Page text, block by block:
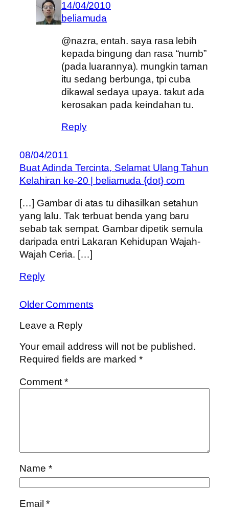
14/04/2010
beliamuda
@nazra, entah. saya rasa lebih
kepada bingung dan rasa “numb”
(pada luarannya). mungkin taman
itu sedang berbunga, tpi cuba
dikawal sedaya upaya. takut ada
kerosakan pada keindahan tu.
Reply
08/04/2011
Buat Adinda Tercinta, Selamat Ulang Tahun
Kelahiran ke-20 | beliamuda {dot} com
[…] Gambar di atas tu dihasilkan setahun
yang lalu. Tak terbuat benda yang baru
sebab tak sempat. Gambar dipetik semula
daripada entri Lakaran Kehidupan Wajah-
Wajah Ceria. […]
Reply
Older Comments
Leave a Reply
Your email address will not be published.
Required fields are marked*
Comment*
Name *
Email*